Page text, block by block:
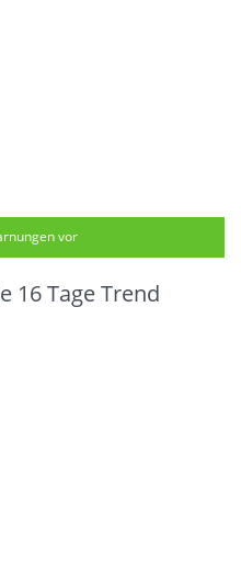
vor
16 Tage Trend